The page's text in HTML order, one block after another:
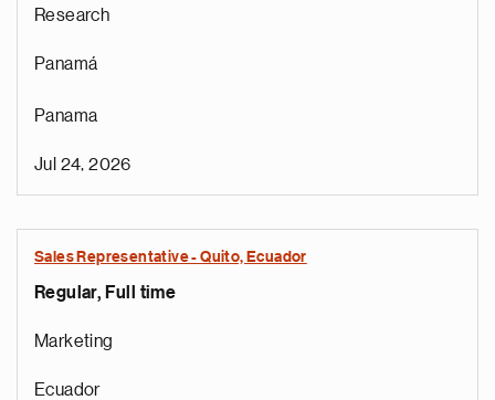
Research
Panamá
Panama
Jul 24, 2026
Sales Representative - Quito, Ecuador
Regular, Full time
Marketing
Ecuador